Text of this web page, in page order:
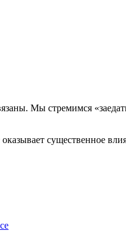
Мы стремимся
оказывает существенное